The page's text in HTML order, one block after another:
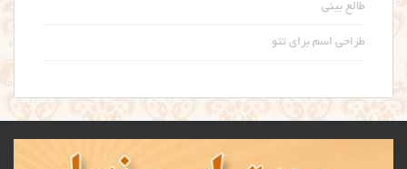
طالع بینی
طراحی اسم برای تتو